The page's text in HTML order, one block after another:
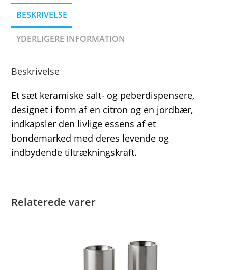
BESKRIVELSE
YDERLIGERE INFORMATION
Beskrivelse
Et sæt keramiske salt- og peberdispensere,
designet i form af en citron og en jordbær,
indkapsler den livlige essens af et
bondemarked med deres levende og
indbydende tiltrækningskraft.
Relaterede varer